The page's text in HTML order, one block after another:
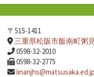
〒515-1411
三重県松阪市飯南町粥
0598-32-2010
0598-32-2775
iinanjhs@matsusaka.ed.jp